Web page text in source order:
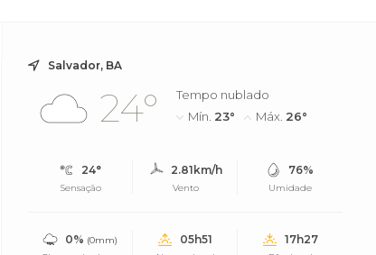
Salvador, BA
24°
Tempo nublado
Mín. 23° Máx. 26°
24°
Sensação
2.81km/h
Vento
76%
Umidade
0% (0mm)
05h51 17h27